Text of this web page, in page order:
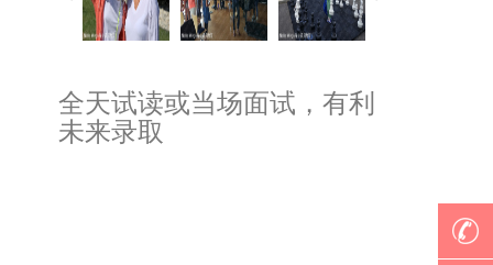
全天试读或当场面试，有利
未来录取